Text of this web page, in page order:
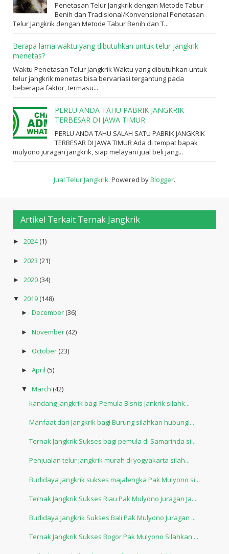
Penetasan Telur Jangkrik dengan Metode Tabur
Benih dan Tradisional/Konvensional Penetasan
Telur Jangkrik dengan Metode Tabur Benih dan T...
Berapa lama waktu yang dibutuhkan untuk telur jangkrik
menetas?
Waktu Penetasan Telur Jangkrik Waktu yang dibutuhkan untuk
telur jangkrik menetas bisa bervariasi tergantung pada
beberapa faktor, termasu...
PERLU ANDA TAHU PABRIK JANGKRIK
TERBESAR DI JAWA TIMUR
PERLU ANDA TAHU SALAH SATU PABRIK JANGKRIK
TERBESAR DI JAWA TIMUR Ada di tempat bapak
mulyono juragan jangkrik, siap melayani jual beli jang...
Jual Telur Jangkrik. Powered byBlogger.
Artikel Terkait Ternak Jangkrik
► 2024(1)
► 2023 (21)
► 2020(34)
▼ 2019(148)
► December(36)
► November(42)
► October(23)
► April (5)
▼ March (42)
kandang jangkrik bagi Pemula Bisnis jankrik silahk...
Manfaat dari Jangkrik bagi Burung silahkan hubungi...
Ternak Jangkrik Sukses bagi pemula di Samarinda si...
Penjualan telur jangkrik murah di yogyakarta silah...
Budidaya jangkrik sukses majalengka Pak Mulyono si...
Ternak Jangkrik Sukses Riau Pak Mulyono Juragan Ja...
Budidaya Jangkrik Sukses Bali Pak Mulyono Juragan ...
Ternak Jangkrik Sukses Bogor Pak Mulyono Silahkan ...